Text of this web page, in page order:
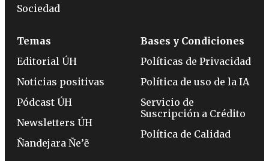
Sociedad
Temas
Editorial ÚH
Noticias positivas
Pódcast ÚH
Newsletters ÚH
Ñandejara Ñe’ẽ
Bases y Condiciones
Políticas de Privacidad
Política de uso de la IA
Servicio de
Suscripción a Crédito
Política de Calidad